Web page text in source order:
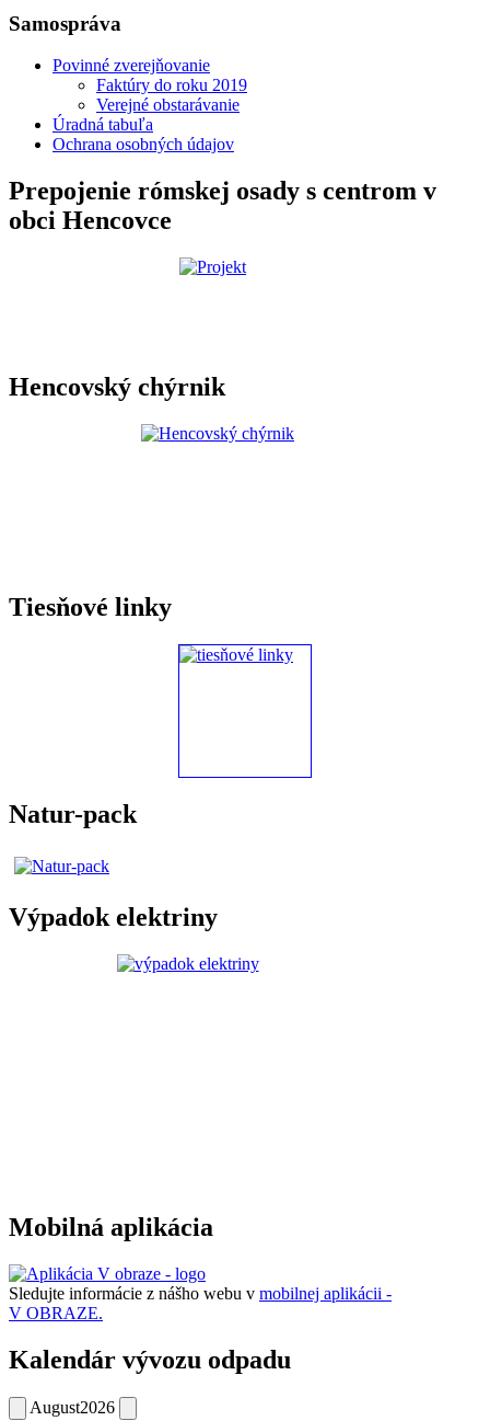
Samospráva
Povinné zverejňovanie
Faktúry do roku 2019
Verejné obstarávanie
Úradná tabuľa
Ochrana osobných údajov
Prepojenie rómskej osady s centrom v
obci Hencovce
Hencovský chýrnik
Tiesňové linky
Natur-pack
Výpadok elektriny
Mobilná aplikácia
Sledujte informácie z nášho webu v mobilnej aplikácii -
V OBRAZE.
Kalendár vývozu odpadu
August2026